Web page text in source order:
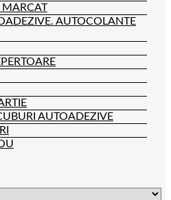
MARCAT
AUTOCOLANTE
AUTOADEZIVE